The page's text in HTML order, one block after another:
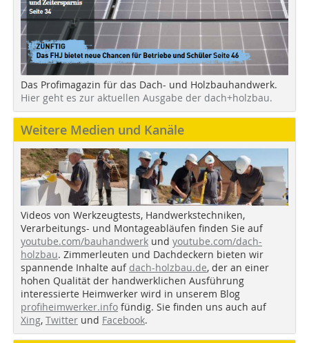
Das Profimagazin für das Dach- und Holzbauhandwerk.
Hier geht es zur aktuellen Ausgabe der dach+holzbau.
Weitere Medien und Kanäle
Videos von Werkzeugtests, Handwerkstechniken,
Verarbeitungs- und Montageabläufen finden Sie auf
youtube.com/bauhandwerk und youtube.com/dach-
holzbau. Zimmerleuten und Dachdeckern bieten wir
spannende Inhalte auf dach-holzbau.de, der an einer
hohen Qualität der handwerklichen Ausführung
interessierte Heimwerker wird in unserem Blog
profiheimwerker.info fündig. Sie finden uns auch auf
Xing, Twitter und Facebook.